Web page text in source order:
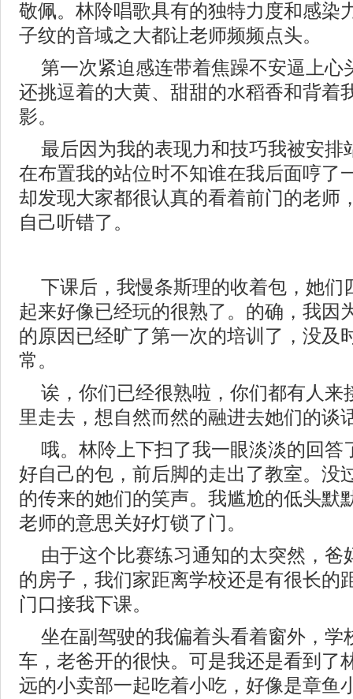
敬佩。林阾唱歌具有的独特力度和感染
子纹的音域之大都让老师频频点头。
第一次紧迫感连带着焦躁不安逼上心
还挑逗着的大黄、甜甜的水稻香和背着
影。
最后因为我的表现力和技巧我被安排
在布置我的站位时不知谁在我后面哼了
却发现大家都很认真的看着前门的老师
自己听错了。
下课后，我慢条斯理的收着包，她们
起来好像已经玩的很熟了。的确，我因
的原因已经旷了第一次的培训了，没及
常。
诶，你们已经很熟啦，你们都有人来
里走去，想自然而然的融进去她们的谈
哦。林阾上下扫了我一眼淡淡的回答
好自己的包，前后脚的走出了教室。没
的传来的她们的笑声。我尴尬的低头默
老师的意思关好灯锁了门。
由于这个比赛练习通知的太突然，爸
的房子，我们家距离学校还是有很长的
门口接我下课。
坐在副驾驶的我偏着头看着窗外，学
车，老爸开的很快。可是我还是看到了
远的小卖部一起吃着小吃，好像是章鱼